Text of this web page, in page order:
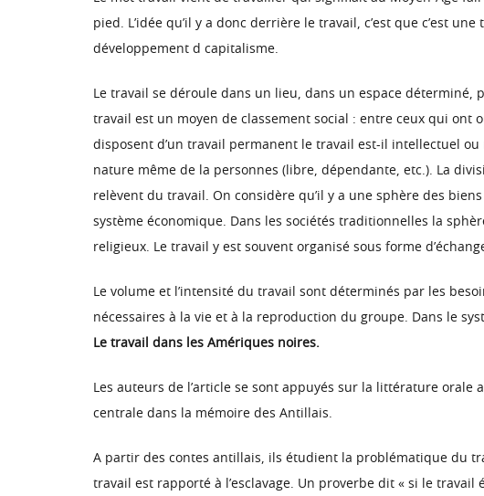
pied. L’idée qu’il y a donc derrière le travail, c’est que c’est
développement d capitalisme.
Le travail se déroule dans un lieu, dans un espace déterminé,
travail est un moyen de classement social : entre ceux qui ont
disposent d’un travail permanent le travail est-il intellectuel
nature même de la personnes (libre, dépendante, etc.). La
relèvent du travail. On considère qu’il y a une sphère des
système économique. Dans les sociétés traditionnelles la
religieux. Le travail y est souvent organisé sous forme
Le volume et l’intensité du travail sont déterminés par les
nécessaires à la vie et à la reproduction du groupe. Dans le
Le travail dans les Amériques noires.
Les auteurs de l’article se sont appuyés sur la littérature
centrale dans la mémoire des Antillais.
A partir des contes antillais, ils étudient la problématique du
travail est rapporté à l’esclavage. Un proverbe dit « si le